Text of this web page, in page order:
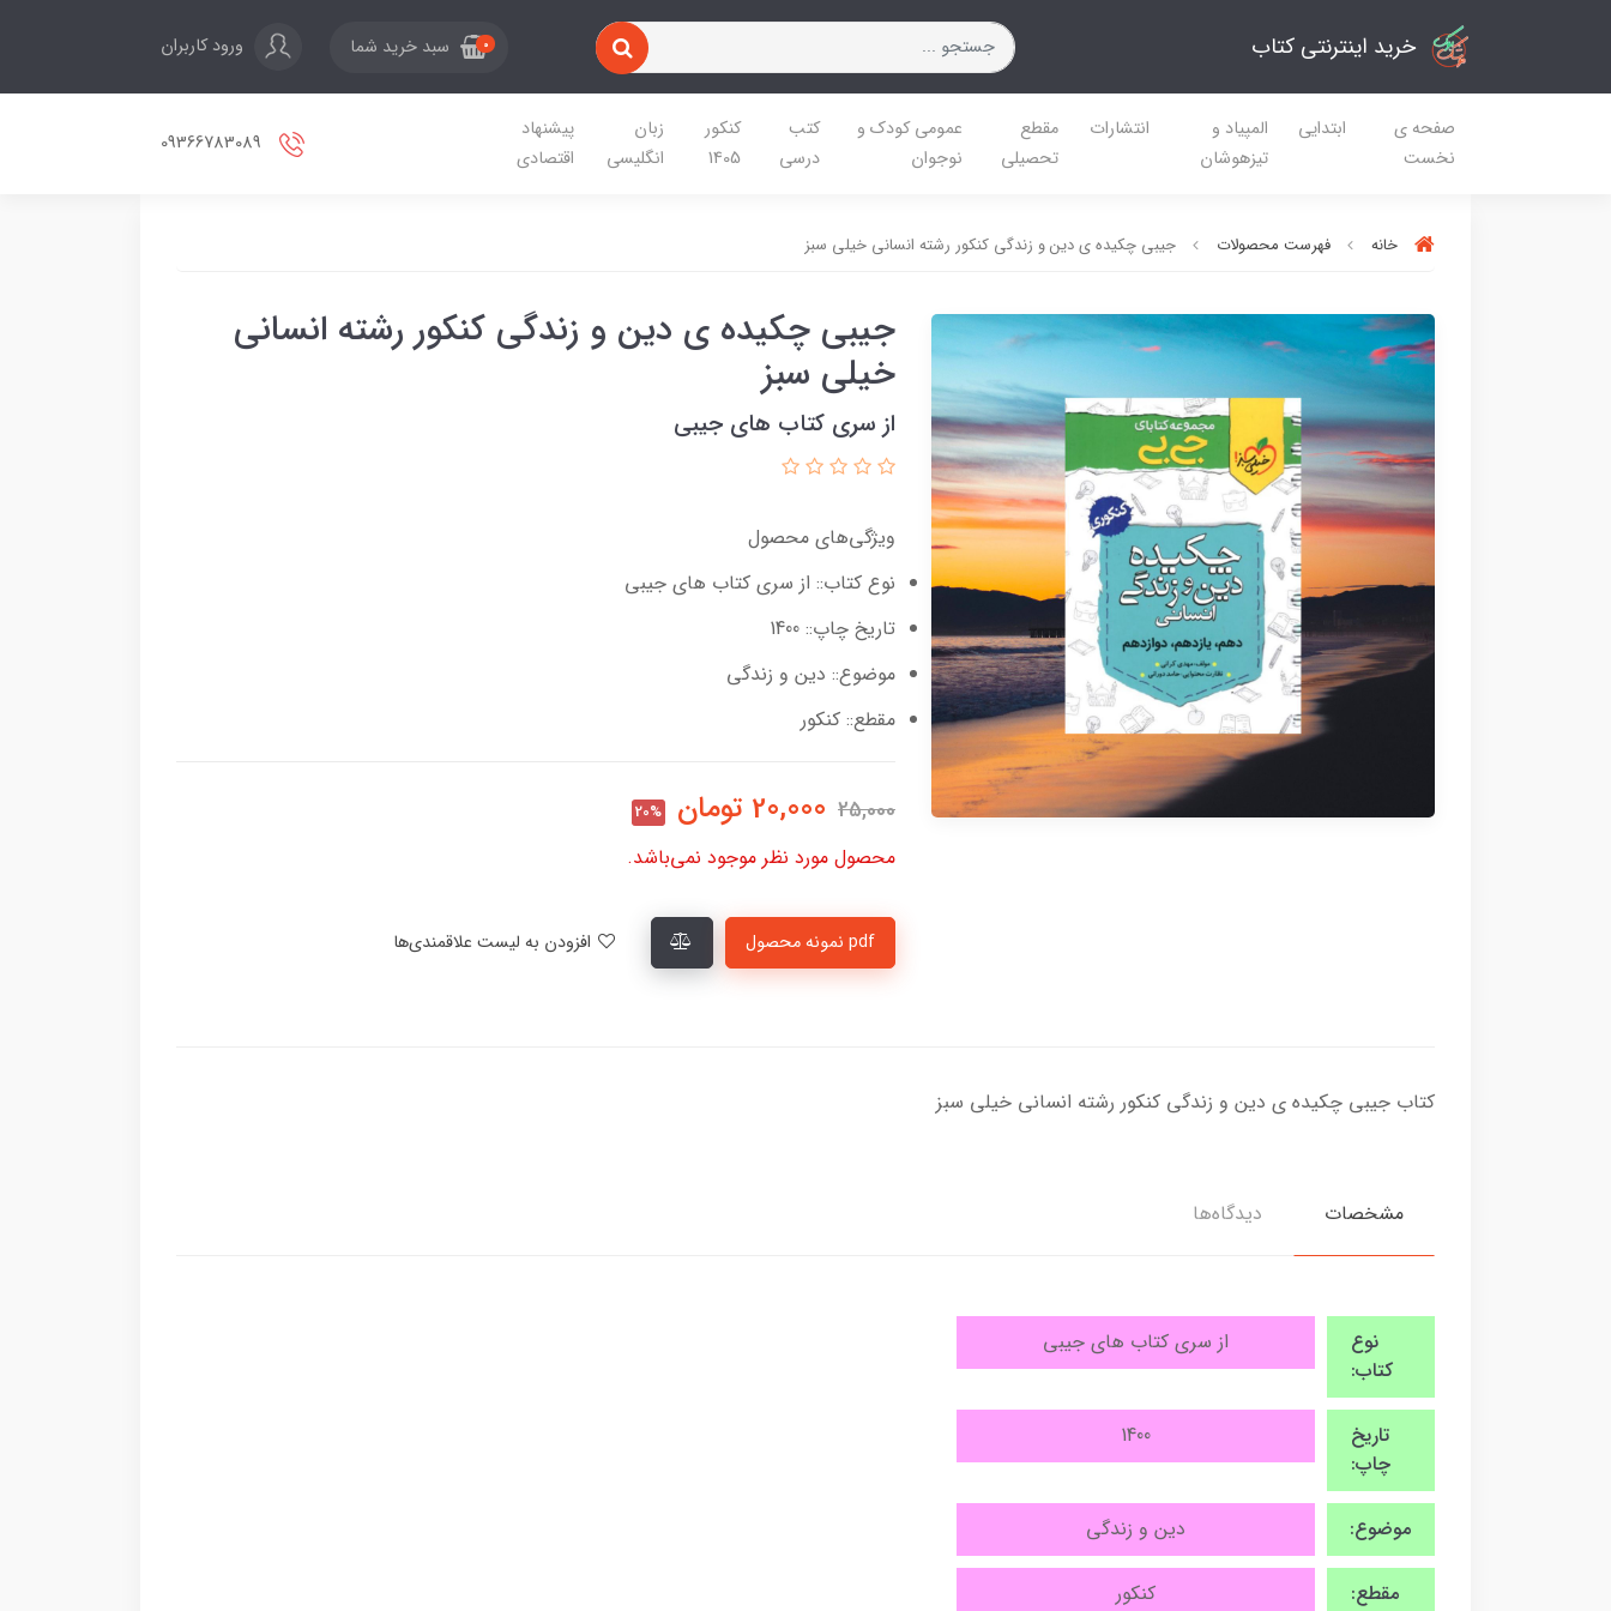
خرید اینترنتی کتاب 0 سبد خرید شما ورود کاربران
صفحه ی
نخست
ابتدایی
المپیاد و
تیزهوشان
انتشارات
مقطع
تحصیلی
عمومی کودک و
نوجوان
کتب
درسی
کنکور
1405
زبان
انگلیسی
پیشنهاد
اقتصادی
خانه فهرست محصولات جیبی چکیده ی دین و زندگی کنکور رشته انسانی خیلی سبز
جیبی چکیده ی دین و زندگی کنکور رشته انسانی
خیلی سبز
از سری کتاب های جیبی
ویژگی‌های محصول
نوع کتاب:: از سری کتاب های جیبی
تاریخ چاپ:: 1400
موضوع:: دین و زندگی
مقطع:: کنکور
25,000
20,000 تومان 20%
محصول مورد نظر موجود نمی‌باشد.
pdf نمونه محصول
کتاب جیبی چکیده ی دین و زندگی کنکور رشته انسانی خیلی سبز
مشخصات دیدگاه‌ها
نوع
کتاب:
از سری کتاب های جیبی
تاریخ
چاپ:
1400
موضوع: دین و زندگی
مقطع: کنکور